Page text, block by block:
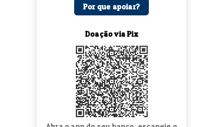
Por que apoiar?
Doação via Pix